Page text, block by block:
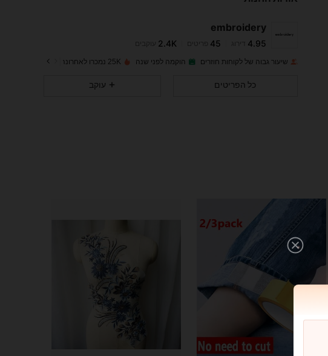
embroidery
4.95
שילם לפני יום אחד
4.95
45
45
שיעור גבוה של לקוחות חוזרים הוקמה לפני שנה 25K נמכרו לאחרונה
כל הפריטים עוקב